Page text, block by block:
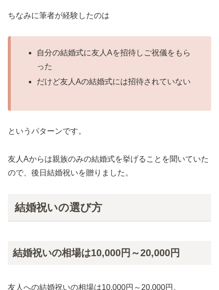
ちなみに筆者が経験したのは
自分の結婚式に友人Aを招待しご祝儀をもら
った
だけど友人Aの結婚式には招待されていない
というパターンです。
友人Aからは親族のみの結婚式を挙げることを聞いていた
ので、後日結婚祝いを贈りました。
結婚祝いの選び方
結婚祝いの相場は10,000円～20,000円
友人への結婚祝いの相場は10,000円～20,000円。